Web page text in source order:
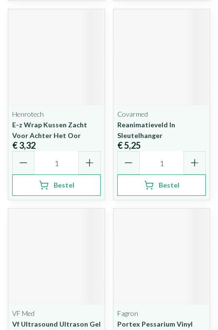
Henrotech
E-z Wrap Kussen Zacht
Voor Achter Het Oor
€ 3,32
Bestel
Covarmed
Reanimatieveld In
Sleutelhanger
€ 5,25
Bestel
VF Med
Vf Ultrasound Ultrason Gel
Fagron
Portex Pessarium Vinyl